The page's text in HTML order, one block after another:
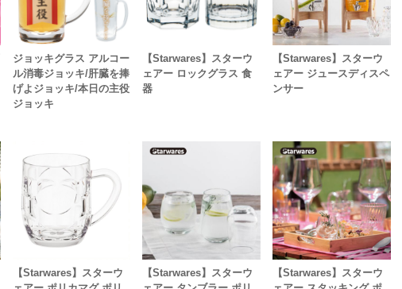
ジョッキグラス アルコー
ル消毒ジョッキ/肝臓を捧
げよジョッキ/本日の主役
ジョッキ
【Starwares】スターウ
ェアー ロックグラス 食
器
【Starwares】スターウ
ェアー ジュースディスペ
ンサー
【Starwares】スターウ
【Starwares】スターウ
【Starwares】スターウ